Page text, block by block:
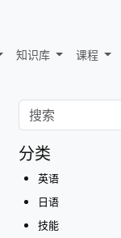
知识库 课程
分类
英语
日语
技能